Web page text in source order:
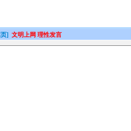
] 文明上网 理性发言